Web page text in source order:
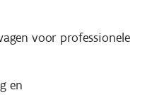
voor professionele
en